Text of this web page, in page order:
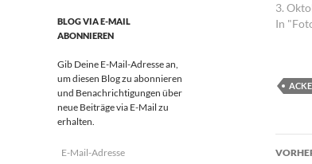
3.
In
BLOG VIA E-MAIL
ABONNIEREN
Gib Deine E-Mail-Adresse an,
um diesen Blog zu abonnieren
und Benachrichtigungen über
neue Beiträge via E-Mail zu
erhalten.
E-